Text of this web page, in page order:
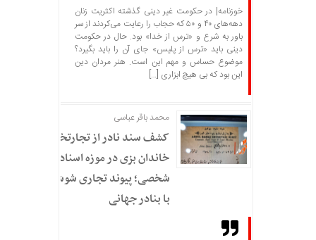
خوزنامه| در حکومت غیر دینی گذشته اکثریت زنان
دهه‌های ۴۰ و ۵۰ که حجاب را رعایت می‌کردند از سر
باور به شرع و «ترس از خدا» بود. حال در حکومت
دینی باید «ترس از پلیس» جای آن را باید بگیرد؟
موضوع حساس و مهم این است. هنر مردان دین
این بود که بی هیچ ابزاری […]
محمد باقر عباسی
کشف سند نادر از تجارتخانه
خاندان بزی در موزه اسناد
شخصی؛ پیوند تجاری شوشتر
با بنادر جهانی